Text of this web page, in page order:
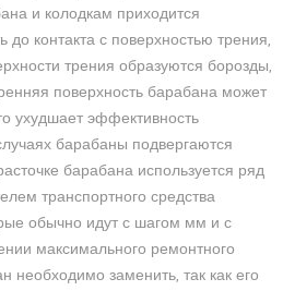
и колодкам приходится
до контакта с поверхностью трения,
трения образуются борозды,
поверхность барабана может
ухудшает эффективность
барабаны подвергаются
барабана используется ряд
транспортного средства
обычно идут с шагом мм и с
максимального ремонтного
необходимо заменить, так как его